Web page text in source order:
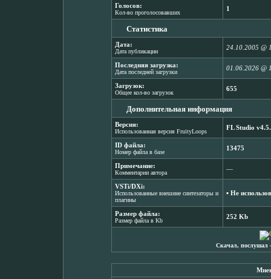
Голосов:
Кол-во проголосовавших
1
Статистика
Дата:
Дата публикации
24.10.2005 @
Последняя загрузка:
Дата последней загрузки
01.06.2026 @
Загрузок:
Общее кол-во загрузок
655
Дополнительная информация
Версия:
Использованная версия FruityLoops
FL Studio
ID файла:
Номер файла в базе
13475
Примечание:
Комментарии автора
―
VSTi/DXi:
Использованные внешние синтезаторы и
плагины
▪ Не
Размер файла:
Размер файла в Kb
252 Kb
Скачал, послушал